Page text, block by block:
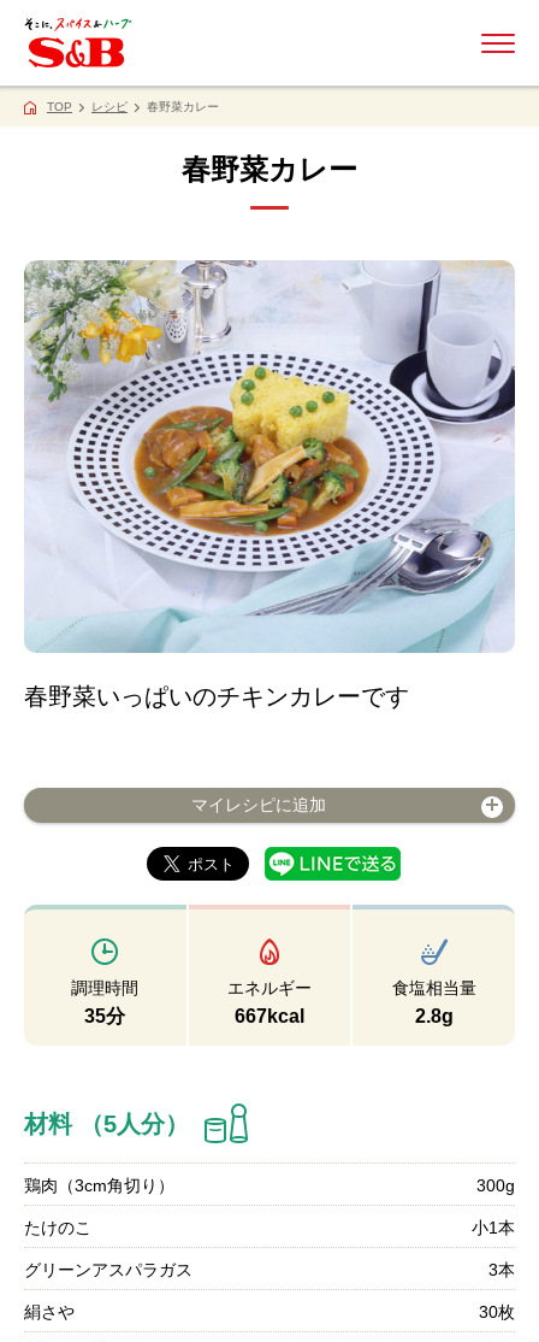
TOP レシピ 春野菜カレー
春野菜カレー
春野菜いっぱいのチキンカレーです
マイレシピに追加
調理時間
35分
エネルギー
667kcal
食塩相当量
2.8g
材料 （5人分）
鶏肉（3cm角切り） 300g
たけのこ 小1本
グリーンアスパラガス 3本
絹さや 30枚